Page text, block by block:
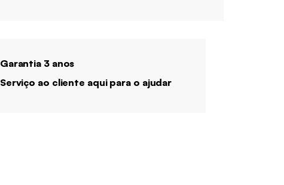
Garantia 3 anos
Serviço ao cliente aqui para o ajudar